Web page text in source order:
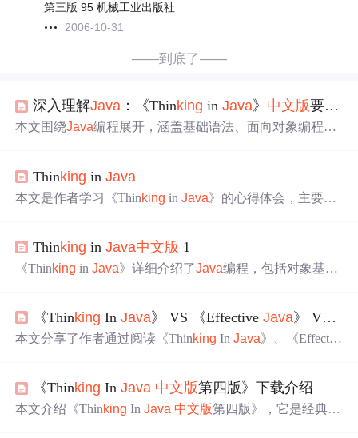
第三版 95 机械工业出版社
2006-10-31
——到底了——
深入理解Java ：《Thinking inJava》 中文版要点解析
本文围绕Java编程展开，涵盖基础语法、面向对象编程、
程同步机制等，还提及《Thin
技能。
Thinking inJava
本文是作者学习《Thinking inJava》的心得体会，主要围
概念，阐述了面向对象编程的思想，帮助读者理解如何通
过对象来组织和设计程序。
Thinking inJava中文版 1
《Thinking inJava》详细介绍了Java编程，包括对象基
通过丰富的实例来解释Java的设计思想。此外，还涵盖了
Java的IO系统、反射、事件处理和Swing组件，以及如何
《Thinking InJava》 VS 《EffectiveJava》 VS 《深入理解
本文分享了作者通过阅读《Thinking InJava》、《Effectiv
位解读Java学习路径。
《Thinking InJava 中文版第四版》下载介绍
本文介绍《Thinking InJava 中文版第四版》，它是经典J